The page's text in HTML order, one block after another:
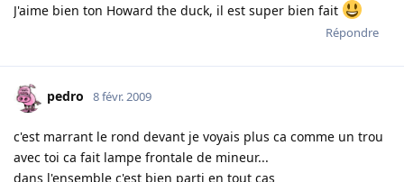
J'aime bien ton Howard the duck, il est super bien fait
Répondre
pedro 8 févr. 2009
c'est marrant le rond devant je voyais plus ca comme un trou
avec toi ca fait lampe frontale de mineur...
dans l'ensemble c'est bien parti en tout cas